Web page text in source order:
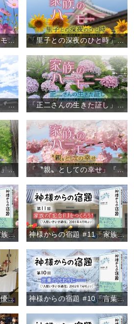
「母の手」『家族のハーモニー』（6） 「里子との深夜のひと時」『家族のハーモニー』（5）
「異国で出会った少女」『家族のハーモニー』（4） 「正二さんの生きた証し」『家族のハーモニー』（3）
「感謝と祈りに包まれて」『家族のハーモニー』（2） 「〝親〟としての幸せ」『家族のハーモニー』（1）
神様からの宿題 #12「家族力の大切さ」 神様からの宿題 #11「家族の『記念日』をつくろう！」
「天理大学ラグビー部 優勝報告」 神様からの宿題 #10「言葉の代わりに……」